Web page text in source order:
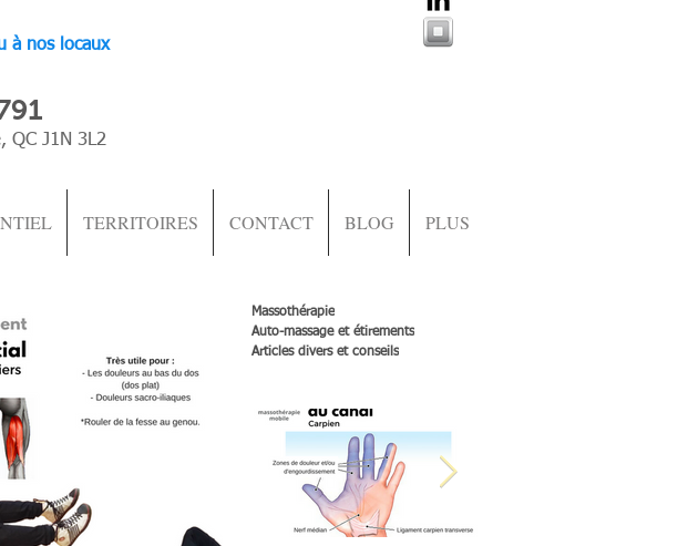
à nos locaux
QC J1N 3L2
TERRITOIRES CONTACT BLOG PLUS
Massothérapie
Auto-massage et étirements
Articles divers et conseils